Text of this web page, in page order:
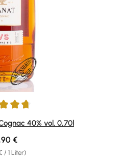
von 4.75 von 5 Sternen
40% vol. 0,70l
/ 1 Liter)
Preis:
€